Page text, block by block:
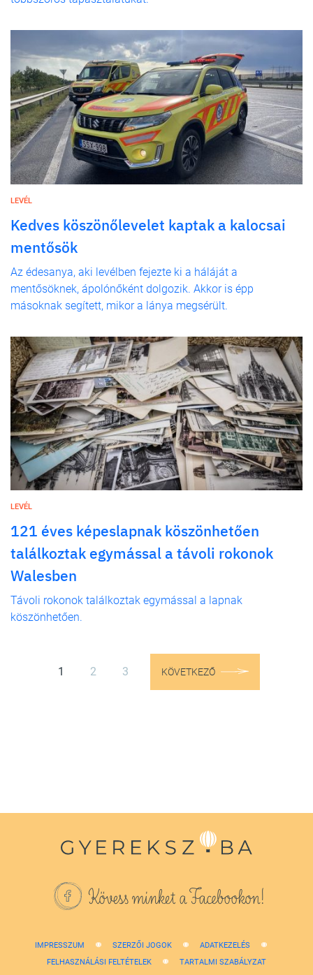
LEVÉL
Kedves köszönőlevelet kaptak a kalocsai
mentősök
Az édesanya, aki levélben fejezte ki a háláját a
mentősöknek, ápolónőként dolgozik. Akkor is épp
másoknak segített, mikor a lánya megsérült.
LEVÉL
121 éves képeslapnak köszönhetően
találkoztak egymással a távoli rokonok
Walesben
Távoli rokonok találkoztak egymással a lapnak
köszönhetően.
1 2 3 KÖVETKEZŐ
Kövess minket a Facebookon!
IMPRESSZUM SZERZŐI JOGOK
ADATKEZELÉS
FELHASZNÁLÁSI FELTÉTELEK
TARTALMI SZABÁLYZAT